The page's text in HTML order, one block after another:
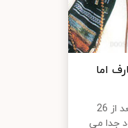
اما
مهين مشرقی استاد دانشگاه، بعد از 26
جدا می